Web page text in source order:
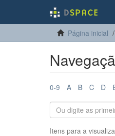
Página inicial
0-9 A B C D
Itens para a